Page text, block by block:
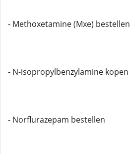
- Methoxetamine (Mxe) bestellen
- N-isopropylbenzylamine kopen
- Norflurazepam bestellen